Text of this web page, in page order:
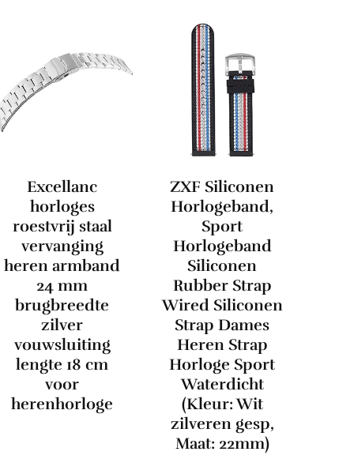
Excellanc
horloges
roestvrij staal
vervanging
heren armband
24 mm
brugbreedte
zilver
vouwsluiting
lengte 18 cm
voor
herenhorloge
ZXF Siliconen
Horlogeband,
Sport
Horlogeband
Siliconen
Rubber Strap
Wired Siliconen
Strap Dames
Heren Strap
Horloge Sport
Waterdicht
(Kleur: Wit
zilveren gesp,
Maat: 22mm)